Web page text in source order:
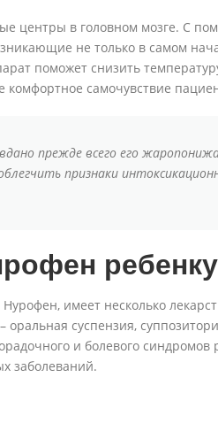
центры в головном мозге. С
не только в самом
поможет снизить
комфортное самочувствие
прежде всего его
признаки
имеет несколько
оральная суспензия,
и болевого синдромов
заболеваний.